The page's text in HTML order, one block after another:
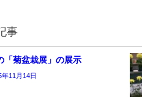
事
「菊盆栽展」の展示
年11月14日